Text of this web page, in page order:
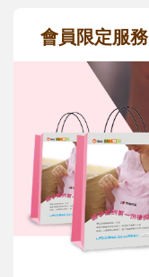
會員限定服務